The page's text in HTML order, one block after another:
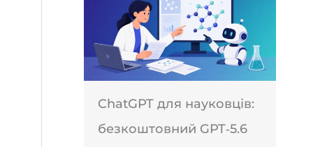
ChatGPT для науковців:
безкоштовний GPT‑5.6